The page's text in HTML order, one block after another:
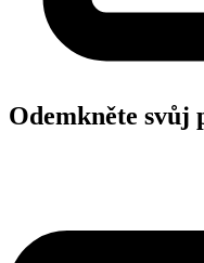
Odemkněte svůj